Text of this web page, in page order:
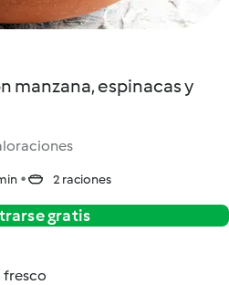
manzana, espinacas y
2 raciones
gratis
fresco